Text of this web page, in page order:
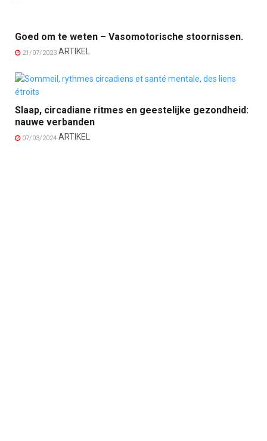
Goed om te weten – Vasomotorische stoornissen.
21/07/2023 ARTIKEL
Slaap, circadiane ritmes en geestelijke gezondheid:
nauwe verbanden
07/03/2024 ARTIKEL